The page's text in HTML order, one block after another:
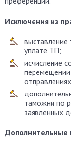
Исключения из
уплате ТП;
исчисление
таможни по
заявленных
Дополнительные